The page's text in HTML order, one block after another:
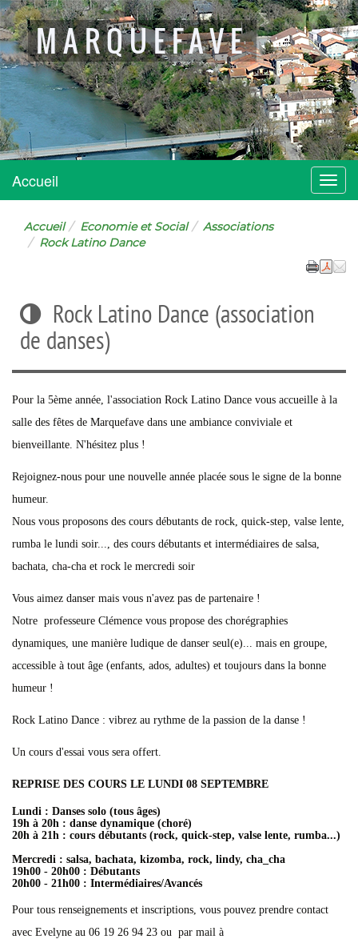
MARQUEFAVE
Menu
Accueil
Accueil Economie et Social
Associations
Rock Latino Dance
Rock Latino Dance (association
de danses)
Pour la 5ème année, l'association Rock Latino Dance vous accueille à la
salle des fêtes de Marquefave dans une ambiance conviviale et
bienveillante. N'hésitez plus !
Rejoignez-nous pour une nouvelle année placée sous le signe de la bonne
humeur.
Nous vous proposons des cours débutants de rock, quick-step, valse lente,
rumba le lundi soir..., des cours débutants et intermédiaires de salsa,
bachata, cha-cha et rock le mercredi soir
Vous aimez danser mais vous n'avez pas de partenaire !
Notre professeure Clémence vous propose des chorégraphies
dynamiques, une manière ludique de danser seul(e)... mais en groupe,
accessible à tout âge (enfants, ados, adultes) et toujours dans la bonne
humeur !
Rock Latino Dance : vibrez au rythme de la passion de la danse !
Un cours d'essai vous sera offert.
REPRISE DES COURS LE LUNDI 08 SEPTEMBRE
Lundi : Danses solo (tous âges)
19h à 20h : danse dynamique (choré)
20h à 21h : cours débutants (rock, quick-step, valse lente, rumba...)
Mercredi : salsa, bachata, kizomba, rock, lindy, cha_cha
19h00 - 20h00 : Débutants
20h00 - 21h00 : Intermédiaires/Avancés
Pour tous renseignements et inscriptions, vous pouvez prendre contact
avec Evelyne au 06 19 26 94 23 ou par mail à